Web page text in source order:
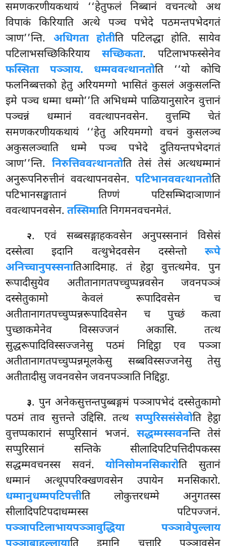
समणकरणीयकथायं ‘‘हेतुफलं निब्बानं वचनत्थो अथ
विपाकं किरियाति अत्थे पञ्च पभेदे पठमन्तपभेदगतं
ञाण’’न्ति. अधिगता होतीति पटिलद्धा होति. सायेव
पटिलाभसच्छिकिरियाय सच्छिकता. पटिलाभफस्सेनेव
फस्सिता पञ्ञाय. धम्मववत्थानतोति ‘‘यो कोचि
फलनिब्बत्तको हेतु अरियमग्गो भासितं कुसलं अकुसलन्ति
इमे पञ्च धम्मा धम्मो’’ति अभिधम्मे पाळियानुसारेन वुत्तानं
पञ्चन्नं धम्मानं ववत्थापनवसेन. वुत्तम्पि चेतं
समणकरणीयकथायं ‘‘हेतु अरियमग्गो वचनं कुसलञ्च
अकुसलञ्चाति धम्मे पञ्च पभेदे दुतियन्तपभेदगतं
ञाण’’न्ति.निरुत्तिववत्थानतोति तेसं तेसं अत्थधम्मानं
अनुरूपनिरुत्तीनं ववत्थापनवसेन. पटिभानववत्थानतोति
पटिभानसङ्खातानं तिण्णं पटिसम्भिदाञाणानं
ववत्थापनवसेन.तस्सिमाति निगमनवचनमेतं.
२. एवं सब्बसङ्गाहकवसेन अनुपस्सनानं विसेसं
दस्सेत्वा इदानि वत्थुभेदवसेन दस्सेन्तो रूपे
अनिच्चानुपस्सनातिआदिमाह. तं हेट्ठा वुत्तत्थमेव. पुन
रूपादीसुयेव अतीतानागतपच्चुप्पन्नवसेन जवनपञ्ञं
दस्सेतुकामो केवलं रूपादिवसेन च
अतीतानागतपच्चुप्पन्नरूपादिवसेन च पुच्छं कत्वा
पुच्छाकमेनेव विस्सज्जनं अकासि. तत्थ
सुद्धरूपादिविस्सज्जनेसु पठमं निद्दिट्ठा एव पञ्ञा
अतीतानागतपच्चुप्पन्नमूलकेसु सब्बविस्सज्जनेसु तेसु
अतीतादीसु जवनवसेन जवनपञ्ञाति निद्दिट्ठा.
३. पुन अनेकसुत्तन्तपुब्बङ्गमं पञ्ञापभेदं दस्सेतुकामो
पठमं ताव सुत्तन्ते उद्दिसि. तत्थ सप्पुरिससंसेवोति हेट्ठा
वुत्तप्पकारानं सप्पुरिसानं भजनं. सद्धम्मस्सवनन्ति तेसं
सप्पुरिसानं सन्तिके सीलादिपटिपत्तिदीपकस्स
सद्धम्मवचनस्स सवनं.योनिसोमनसिकारोति सुतानं
धम्मानं अत्थूपपरिक्खणवसेन उपायेन मनसिकारो.
धम्मानुधम्मपटिपत्तीति लोकुत्तरधम्मे अनुगतस्स
सीलादिपटिपदाधम्मस्स पटिपज्जनं.
पञ्ञापटिलाभायपञ्ञावुद्धिया पञ्ञावेपुल्लाय